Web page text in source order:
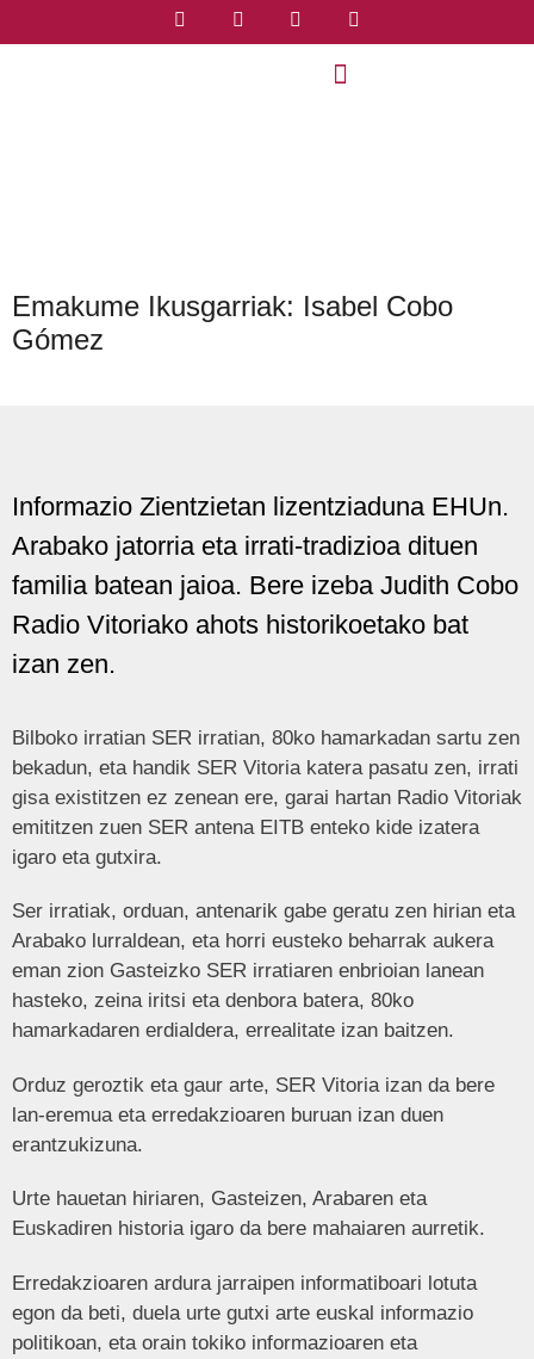
Emakume Ikusgarriak: Isabel Cobo
Gómez
Informazio Zientzietan lizentziaduna EHUn.
Arabako jatorria eta irrati-tradizioa dituen
familia batean jaioa. Bere izeba Judith Cobo
Radio Vitoriako ahots historikoetako bat
izan zen.
Bilboko irratian SER irratian, 80ko hamarkadan sartu zen
bekadun, eta handik SER Vitoria katera pasatu zen, irrati
gisa existitzen ez zenean ere, garai hartan Radio Vitoriak
emititzen zuen SER antena EITB enteko kide izatera
igaro eta gutxira.
Ser irratiak, orduan, antenarik gabe geratu zen hirian eta
Arabako lurraldean, eta horri eusteko beharrak aukera
eman zion Gasteizko SER irratiaren enbrioian lanean
hasteko, zeina iritsi eta denbora batera, 80ko
hamarkadaren erdialdera, errealitate izan baitzen.
Orduz geroztik eta gaur arte, SER Vitoria izan da bere
lan-eremua eta erredakzioaren buruan izan duen
erantzukizuna.
Urte hauetan hiriaren, Gasteizen, Arabaren eta
Euskadiren historia igaro da bere mahaiaren aurretik.
Erredakzioaren ardura jarraipen informatiboari lotuta
egon da beti, duela urte gutxi arte euskal informazio
politikoan, eta orain tokiko informazioaren eta